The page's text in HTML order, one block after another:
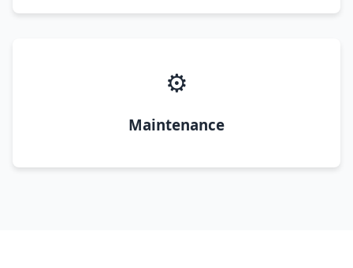
⚙️
Maintenance